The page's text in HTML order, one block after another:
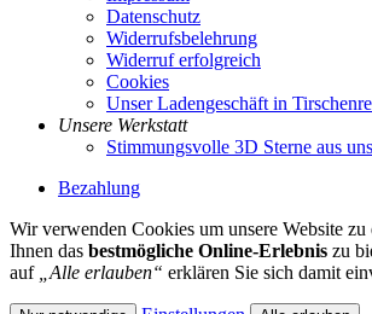
Datenschutz
Widerrufsbelehrung
Widerruf erfolgreich
Cookies
Unser Ladengeschäft in
Unsere Werkstatt
Stimmungsvolle 3D Sterne aus
Bezahlung
Wir verwenden Cookies um unsere Website zu
Ihnen das bestmögliche Online-Erlebnis zu
auf
„Alle erlauben“ erklären Sie sich damit